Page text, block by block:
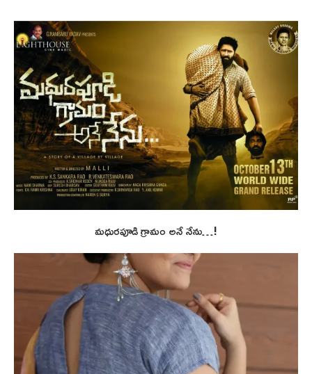
మధురపూడి గ్రామం అనే నేను…!